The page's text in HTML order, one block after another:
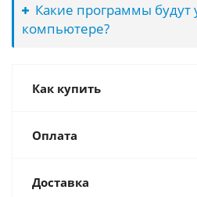
Какие программы будут
компьютере?
Как купить
Оплата
Доставка